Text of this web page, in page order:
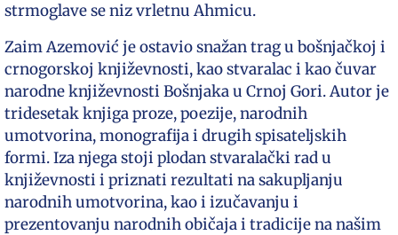
strmoglave se niz vrletnu Ahmicu.
Zaim Azemović je ostavio snažan trag u bošnjačkoj i
crnogorskoj književnosti, kao stvaralac i kao čuvar
narodne književnosti Bošnjaka u Crnoj Gori. Autor je
tridesetak knjiga proze, poezije, narodnih
umotvorina, monografija i drugih spisateljskih
formi. Iza njega stoji plodan stvaralački rad u
književnosti i priznati rezultati na sakupljanju
narodnih umotvorina, kao i izučavanju i
prezentovanju narodnih običaja i tradicije na našim